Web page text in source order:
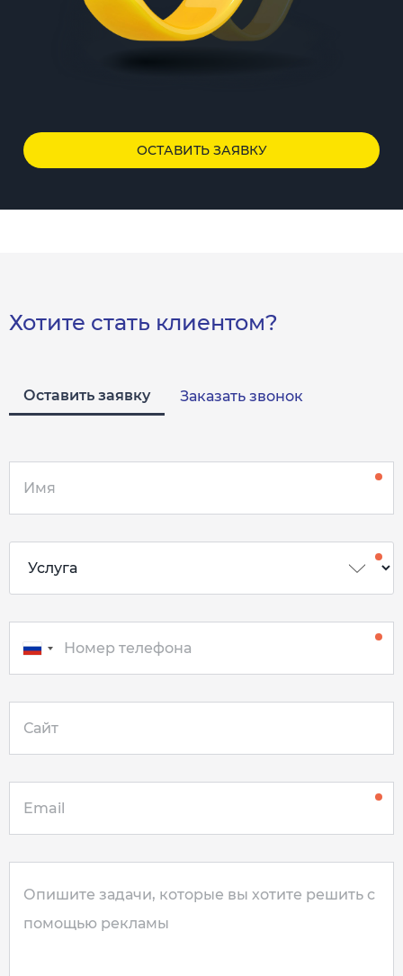
ОСТАВИТЬ ЗАЯВКУ
Хотите стать клиентом?
Оставить заявку Заказать звонок